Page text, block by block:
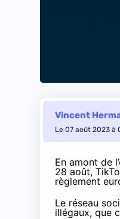
Vincent
Le 07 août 2023 à
En amont de
28 août,
règlement
Le réseau
illégaux, que